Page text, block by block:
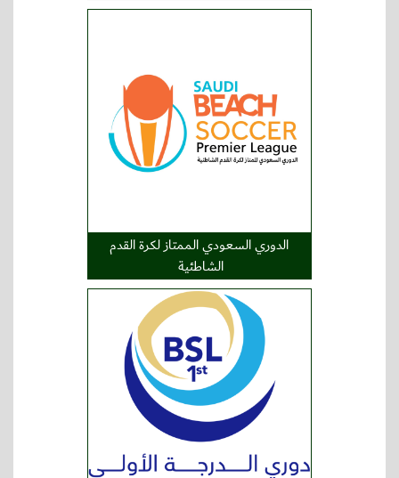
الدوري السعودي الممتاز لكرة القدم
الشاطئية